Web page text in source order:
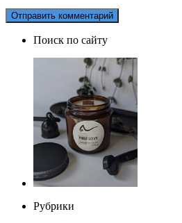
Поиск по сайту
Рубрики